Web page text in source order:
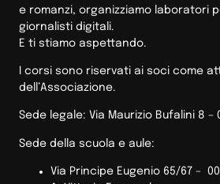
e romanzi, organizziamo laboratori
giornalisti digitali.
E ti stiamo aspettando.
I corsi sono riservati ai soci come
dell’Associazione.
Sede legale: Via Maurizio Bufalini 8 –
Sede della scuola e aule:
Via Principe Eugenio 65/67 –